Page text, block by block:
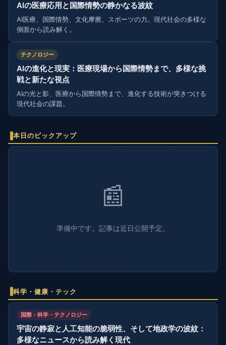
AIの医療応用と国際情勢の静かなる波紋
AI医療、国際情勢、文化摩擦、スポーツの力。現代社会の多様な
側面から読み解く。
テクノロジー
AIの進化と現実：医療現場から国際情勢まで、多様な挑
戦と新たな視点
AIの光と影、医療から国際情勢まで、進化する技術が突きつける
現代社会の課題。
本日のピックアップ
📰
準備中です。記事は近日公開予定。
科学・健康・テック
国際・科学・テクノロジー
宇宙の静寂と人工知能の脆弱性、そして地政学の波紋：
多様なニュースから読み解く現代